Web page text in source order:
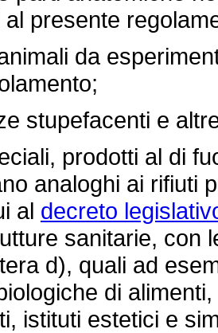
presente
da
stupefacenti e
prodotti al di
analoghi ai rifiuti
al decreto
sanitarie, con
d), quali ad
di
istituti estetici e